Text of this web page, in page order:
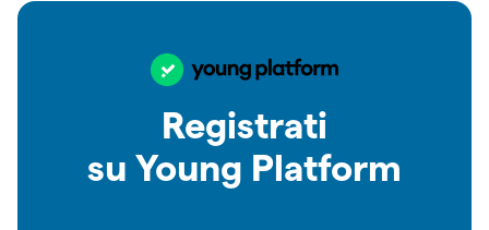
Registrati
su Young Platform